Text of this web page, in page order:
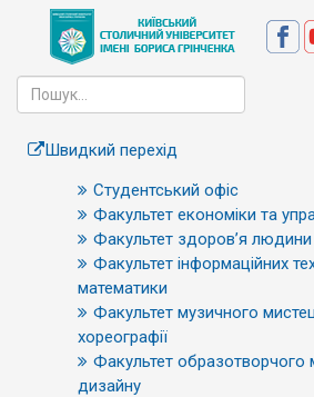
Швидкий перехід
Студентський офіс
Факультет економіки та
Факультет здоров’я людини
Факультет інформаційних
математики
Факультет музичного
хореографії
Факультет образотворчого
дизайну